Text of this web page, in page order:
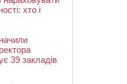
хто і
39 закладів